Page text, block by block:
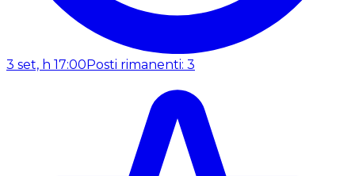
3 set, h 17:00Posti rimanenti: 3